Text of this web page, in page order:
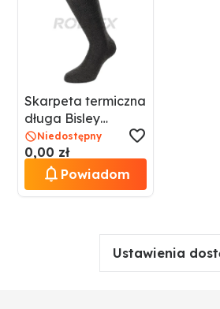
Skarpeta termiczna
długa Bisley
517240900-03
Niedostępny
0,00 zł
Powiadom
Ustawienia